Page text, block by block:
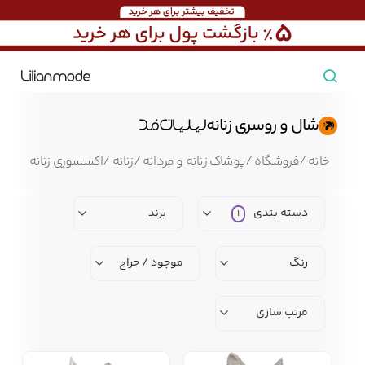
زنانه
جوراب مردانه کاپشن و پافر مردانه
شال و روسری زنانه
خانه/فروشگاه/پوشاک زنانه و مردانه/زنانه /اکسسوری زنانه
دسته بندی 1 برند
رنگ موجود / حراج
مرتب سازی